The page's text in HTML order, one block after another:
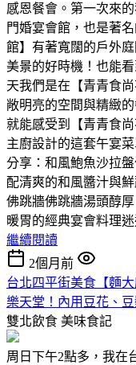
感恩餐會。第一次來
門婚宴會館，也是著
館】有著寬闊的戶外
美景的好時機！也能
天我們是在【青青食
敞明亮的空間與精緻
就能感受到【青青食
主廚設計的這套午宴
分享：和風鮑魚沙拉
配清爽的和風醬汁與
佛跳牆佛跳牆湯頭醇
暖胃的經典宴會料理
繼續閱讀
2個月前
台北四平街美食【麵
樂天堂！內用豆花、
雙北飲食 美味食記
周日下午2點多，我在